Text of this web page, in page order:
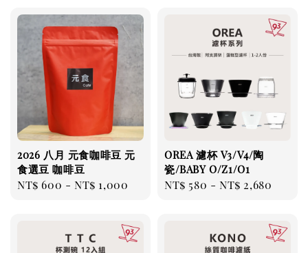
2026 八月 元食咖啡豆 元
食選豆 咖啡豆
Regular
NT$ 600 -NT$ 1,000
OREA 濾杯 V3/V4/陶
瓷/BABY O/Z1/O1
Regular
NT$ 580 -NT$ 2,680